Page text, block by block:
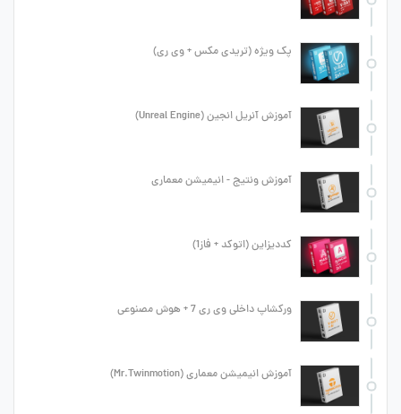
پک ویژه (تریدی مکس + وی ری)
آموزش آنریل انجین (Unreal Engine)
آموزش ونتیج - انیمیشن معماری
کددیزاین (اتوکد + فاز1)
ورکشاپ داخلی وی ری 7 + هوش مصنوعی
آموزش انیمیشن معماری (Mr.Twinmotion)